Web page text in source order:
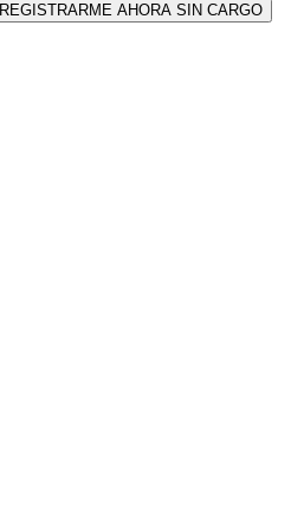
REGISTRARME AHORA SIN CARGO